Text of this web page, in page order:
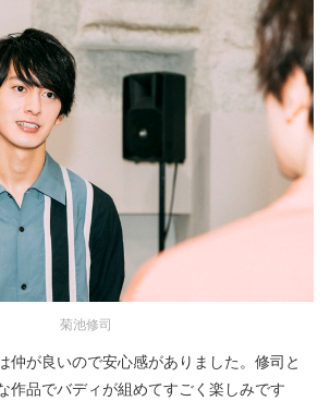
菊池修司
仲が良いので安心感がありました。修司と
作品でバディが組めてすごく楽しみです